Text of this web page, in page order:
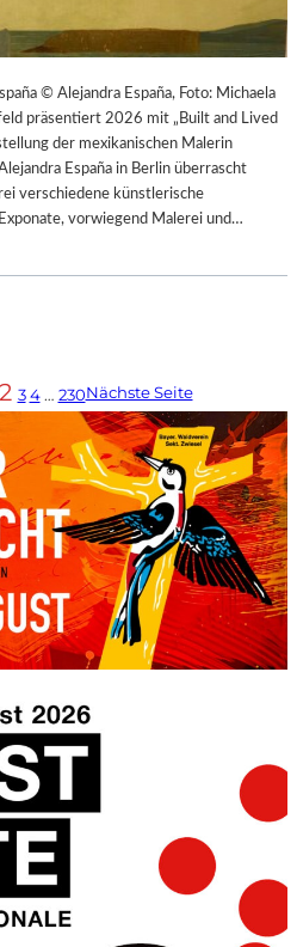
© Alejandra España, Foto: Michaela
präsentiert 2026 mit „Built and Lived
der mexikanischen Malerin
España in Berlin überrascht
verschiedene künstlerische
vorwiegend Malerei und…
2 3 4 … 230Nächste Seite